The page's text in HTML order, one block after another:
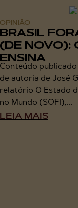
OPINIÃO
BRASIL
(DE NOVO):
ENSINA
Conteúdo
de autoria de José
relatório O Estado
no Mundo (SOFI),...
LEIA MAIS